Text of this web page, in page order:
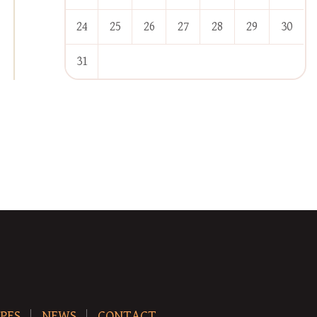
24 25 26 27 28 29 30
31